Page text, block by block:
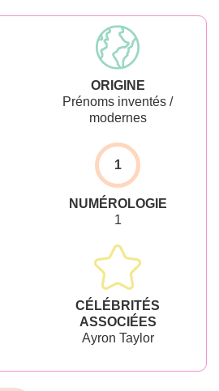
ORIGINE
Prénoms inventés /
modernes
1
NUMÉROLOGIE
1
CÉLÉBRITÉS
ASSOCIÉES
Ayron Taylor